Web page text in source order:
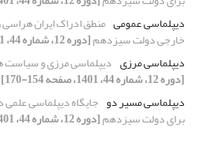
دیپلماسی عمومی منطق ادراک ایران
خارجی دولت سیزدهم[دوره 12، شماره 44، 1401، صفحه 68-95]
دیپلماسی مرزی دیپلماسی مرزی و
[دوره 12، شماره 44، 1401، صفحه 154-170]
دیپلماسی مسیر دو جایگاه دیپلماسی
برای دولت سیزدهم[دوره 12، شماره 44، 1401، صفحه 96-111]